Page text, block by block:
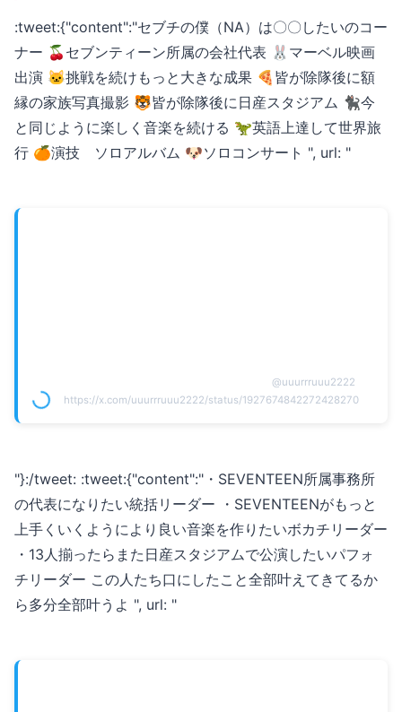
:tweet:{"content":"セブチの僕（NA）は〇〇したいのコー
ナー 🍒セブンティーン所属の会社代表 🐰マーベル映画
出演 🐱挑戦を続けもっと大きな成果 🍕皆が除隊後に額
縁の家族写真撮影 🐯皆が除隊後に日産スタジアム 🐈‍⬛今
と同じように楽しく音楽を続ける 🦖英語上達して世界旅
行 🍊演技 ソロアルバム 🐶ソロコンサート ", url: "
@uuurrruuu2222
https://x.com/uuurrruuu2222/status/1927674842272428270
"}:/tweet: :tweet:{"content":"・SEVENTEEN所属事務所
の代表になりたい統括リーダー ・SEVENTEENがもっと
上手くいくようにより良い音楽を作りたいボカチリーダー
・13人揃ったらまた日産スタジアムで公演したいパフォ
チリーダー この人たち口にしたこと全部叶えてきてるか
ら多分全部叶うよ ", url: "